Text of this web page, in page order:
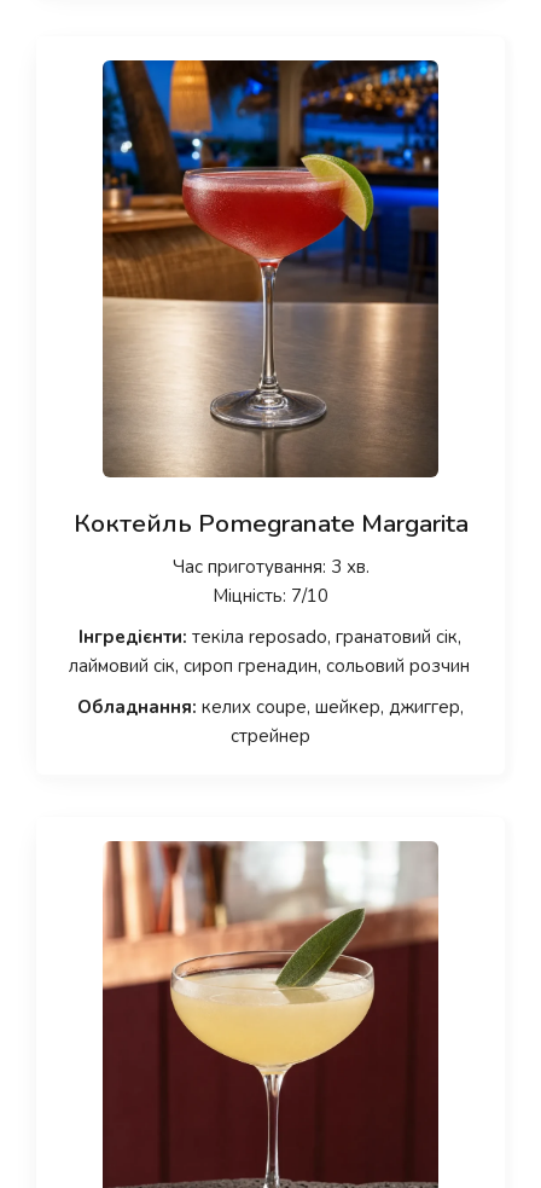
Коктейль Pomegranate Margarita
Час приготування: 3 хв.
Міцність: 7/10
Інгредієнти: текіла reposado, гранатовий сік,
лаймовий сік, сироп гренадин, сольовий розчин
Обладнання: келих coupe, шейкер, джиггер,
стрейнер